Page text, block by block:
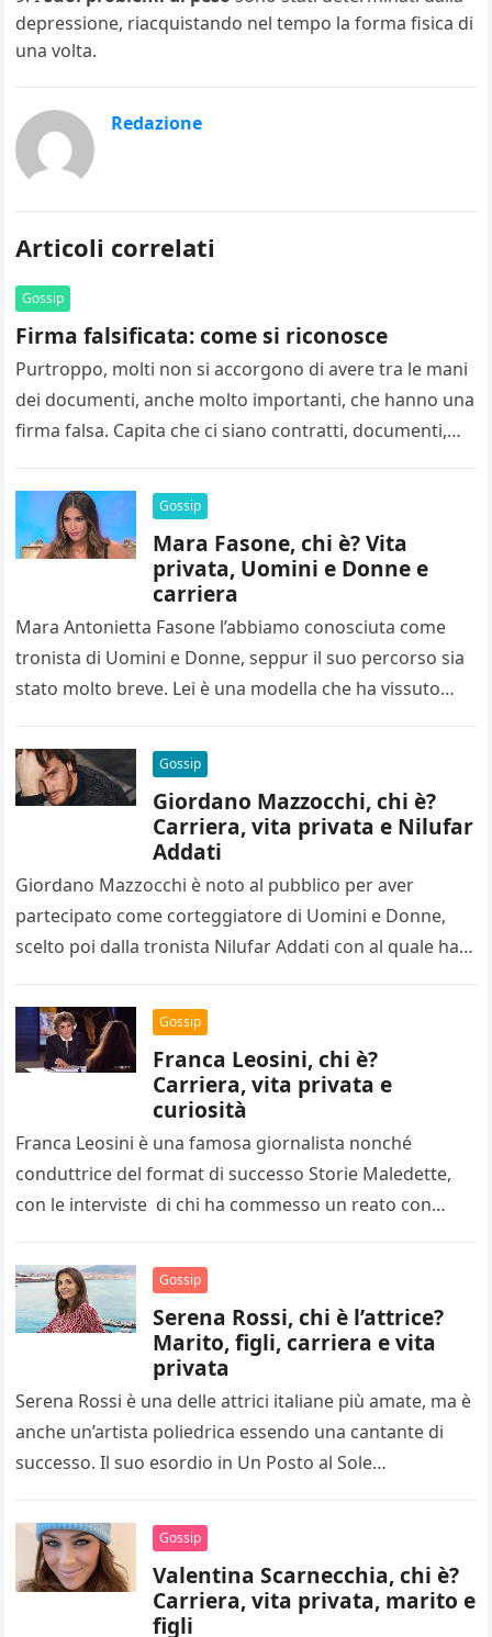
depressione, riacquistando nel tempo la forma fisica di
una volta.
Redazione
Articoli correlati
Gossip
Firma falsificata: come si riconosce
Purtroppo, molti non si accorgono di avere tra le mani
dei documenti, anche molto importanti, che hanno una
firma falsa. Capita che ci siano contratti, documenti,
Gossip
Mara Fasone, chi è? Vita
privata, Uomini e Donne e
carriera
Mara Antonietta Fasone l’abbiamo conosciuta come
tronista di Uomini e Donne, seppur il suo percorso sia
stato molto breve. Lei è una modella che ha vissuto
Gossip
Giordano Mazzocchi, chi è?
Carriera, vita privata e Nilufar
Addati
Giordano Mazzocchi è noto al pubblico per aver
partecipato come corteggiatore di Uomini e Donne,
scelto poi dalla tronista Nilufar Addati con al quale ha
Gossip
Franca Leosini, chi è?
Carriera, vita privata e
curiosità
Franca Leosini è una famosa giornalista nonché
conduttrice del format di successo Storie Maledette,
con le interviste di chi ha commesso un reato con
Gossip
Serena Rossi, chi è l’attrice?
Marito, figli, carriera e vita
privata
Serena Rossi è una delle attrici italiane più amate, ma è
anche un’artista poliedrica essendo una cantante di
successo. Il suo esordio in Un Posto al Sole…
Gossip
Valentina Scarnecchia, chi è?
Carriera, vita privata, marito e
figli